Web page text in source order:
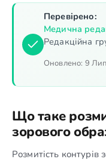
Перевірено:
Медична
Редакційна
Оновлено: 9
Що таке
зорового
Розмитість контурів